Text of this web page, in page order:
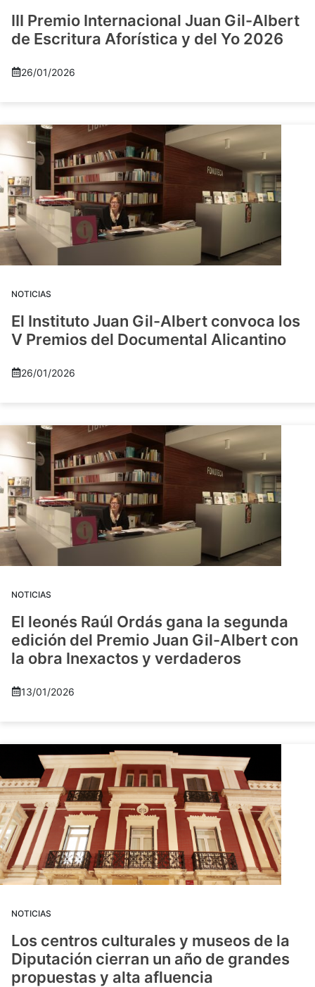
III Premio Internacional Juan Gil-Albert
de Escritura Aforística y del Yo 2026
26/01/2026
NOTICIAS
El Instituto Juan Gil-Albert convoca los
V Premios del Documental Alicantino
26/01/2026
NOTICIAS
El leonés Raúl Ordás gana la segunda
edición del Premio Juan Gil-Albert con
la obra Inexactos y verdaderos
13/01/2026
NOTICIAS
Los centros culturales y museos de la
Diputación cierran un año de grandes
propuestas y alta afluencia